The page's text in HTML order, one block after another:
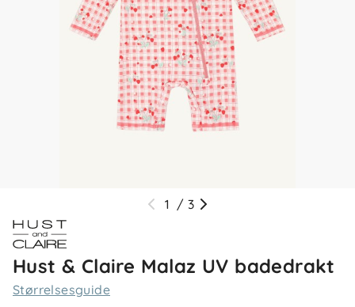
1 / 3
Hust & Claire Malaz UV badedrakt
Størrelsesguide